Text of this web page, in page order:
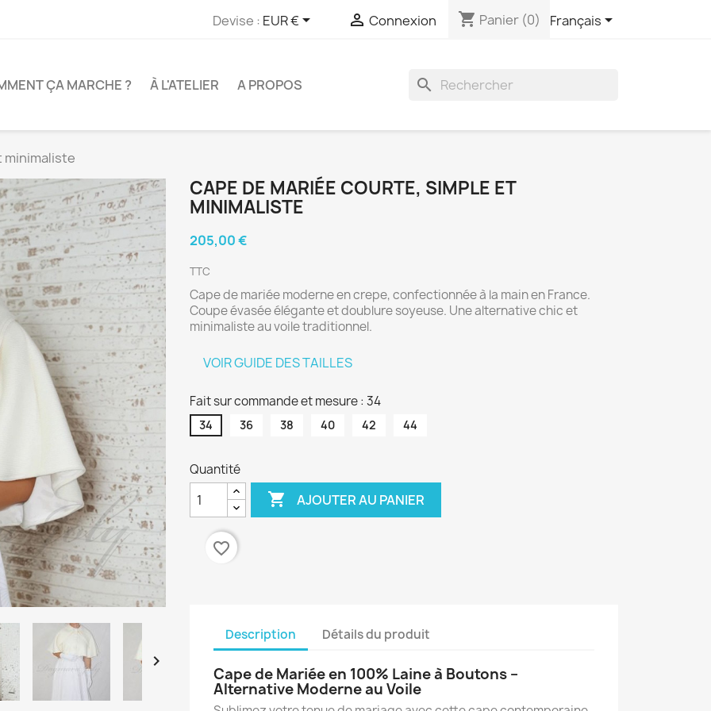
Devise : EUR €  Connexion shopping_cart Panier (0) Français
search
ÇA MARCHE ? À L'ATELIER A PROPOS
minimaliste

CAPE DE MARIÉE COURTE, SIMPLE ET
MINIMALISTE
205,00 €
TTC
Cape de mariée moderne en crepe, confectionnée à la main en France.
Coupe évasée élégante et doublure soyeuse. Une alternative chic et
minimaliste au voile traditionnel.
VOIR GUIDE DES TAILLES
Fait sur commande et mesure : 34
34 36 38 40 42 44
Quantité
 AJOUTER AU PANIER
favorite_border
Description Détails du produit
Cape de Mariée en 100% Laine à Boutons –
Alternative Moderne au Voile